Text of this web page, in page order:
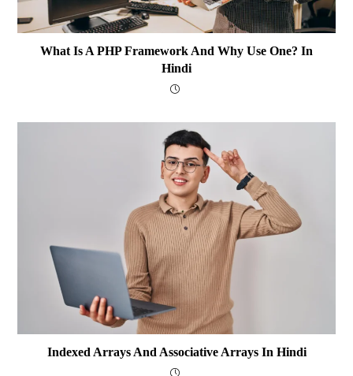
What Is A PHP Framework And Why Use One? In
Hindi
Indexed Arrays And Associative Arrays In Hindi